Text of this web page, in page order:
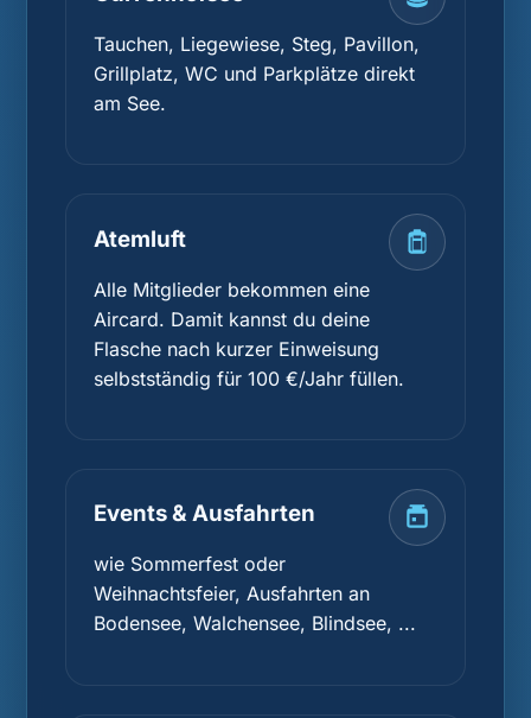
Tauchen, Liegewiese, Steg, Pavillon,
Grillplatz, WC und Parkplätze direkt
am See.
Atemluft
Alle Mitglieder bekommen eine
Aircard. Damit kannst du deine
Flasche nach kurzer Einweisung
selbstständig für 100 €/Jahr füllen.
Events & Ausfahrten
wie Sommerfest oder
Weihnachtsfeier, Ausfahrten an
Bodensee, Walchensee, Blindsee, ...